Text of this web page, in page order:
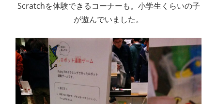
Scratchを体験できるコーナーも。小学生くらいの子
が遊んでいました。